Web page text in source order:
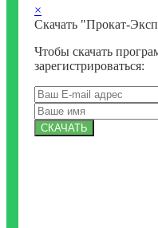
×
Скачать "Прокат-
Чтобы скачать
зарегистрироваться:
СКАЧАТЬ